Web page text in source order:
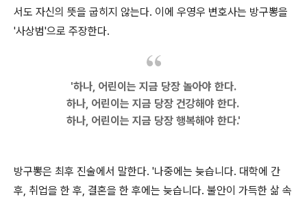
서도 자신의 뜻을 굽히지 않는다. 이에 우영우 변호사는 방구뽕을
'사상범'으로 주장한다.
'하나, 어린이는 지금 당장 놀아야 한다.
하나, 어린이는 지금 당장 건강해야 한다.
하나, 어린이는 지금 당장 행복해야 한다.'
방구뽕은 최후 진술에서 말한다. '나중에는 늦습니다. 대학에 간
후, 취업을 한 후, 결혼을 한 후에는 늦습니다. 불안이 가득한 삶 속